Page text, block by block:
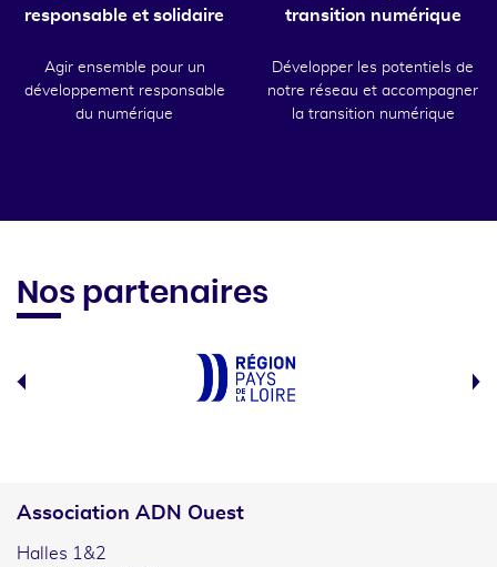
responsable et solidaire
Agir ensemble pour un
développement responsable
du numérique
transition numérique
Développer les potentiels de
notre réseau et accompagner
la transition numérique
Nos partenaires
Association ADN Ouest
Halles 1&2